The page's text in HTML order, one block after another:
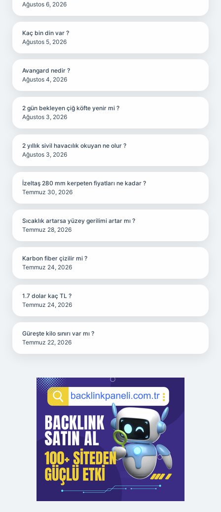
Ağustos 6, 2026
Kaç bin din var ?
Ağustos 5, 2026
Avangard nedir ?
Ağustos 4, 2026
2 gün bekleyen çiğ köfte yenir mi ?
Ağustos 3, 2026
2 yıllık sivil havacılık okuyan ne olur ?
Ağustos 3, 2026
İzeltaş 280 mm kerpeten fiyatları ne kadar ?
Temmuz 30, 2026
Sıcaklık artarsa yüzey gerilimi artar mı ?
Temmuz 28, 2026
Karbon fiber çizilir mi ?
Temmuz 24, 2026
1.7 dolar kaç TL ?
Temmuz 24, 2026
Güreşte kilo sınırı var mı ?
Temmuz 22, 2026